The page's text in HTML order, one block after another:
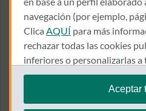
Ver todas las noticias
navegación (por ejemplo,
Clica AQUÍ para más
rechazar todas las cookies
inferiores o personalizarlas
en"configurar cookies".
Te recordamos que puedes
Aceptar